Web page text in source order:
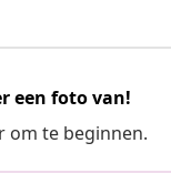
een foto van!
om te beginnen.